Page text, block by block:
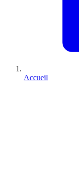
Accueil